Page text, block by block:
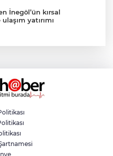
İnegöl’ün kırsal
yatırımı
Bursa Festivali’nde
istihdama köprü